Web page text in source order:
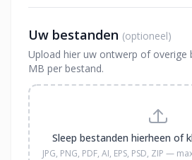
Uw bestanden (optioneel)
Upload hier uw ontwerp of overige
MB per bestand.
Sleep bestanden hierheen of
JPG, PNG, PDF, AI, EPS, PSD, ZIP —